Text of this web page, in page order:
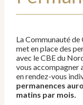
La Communauté
met en place des
avec le CBE du
vous accompagner
en rendez-vous
permanences
matins par mois.